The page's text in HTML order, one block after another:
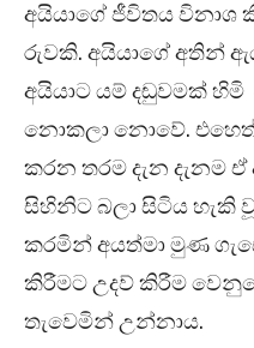
අයියාගේ ජීවිතය
රුවකි. අයියාගේ අතින්
අයියාට යම් දඬුවමක්
නොකලා නොවේ. එහෙත්
කරන තරම දැන දැනම
සිහිනිට බලා සිටිය හැකි
කරමින් අයත්මා මුණ
කිරීමට උදව් කිරීම
තැවෙමින් උන්නාය.